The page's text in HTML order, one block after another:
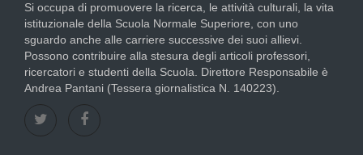
Si occupa di promuovere la ricerca, le attività culturali, la vita
istituzionale della Scuola Normale Superiore, con uno
sguardo anche alle carriere successive dei suoi allievi.
Possono contribuire alla stesura degli articoli professori,
ricercatori e studenti della Scuola. Direttore Responsabile è
Andrea Pantani (Tessera giornalistica N. 140223).